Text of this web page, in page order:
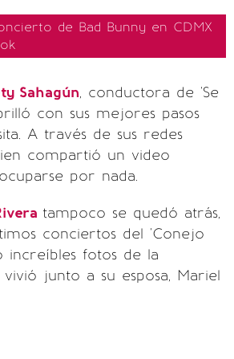
de Bad Bunny en CDMX
Sahagún, conductora de 'Se
con sus mejores pasos
A través de sus redes
compartió un video
por nada.
tampoco se quedó atrás,
conciertos del 'Conejo
increíbles fotos de la
junto a su esposa, Mariel